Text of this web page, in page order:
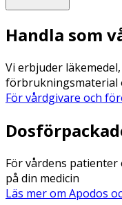
Handla som
Vi erbjuder
förbrukningsmaterial
För vårdgivare och
För vårdens
på din medicin
Läs mer om Apodos